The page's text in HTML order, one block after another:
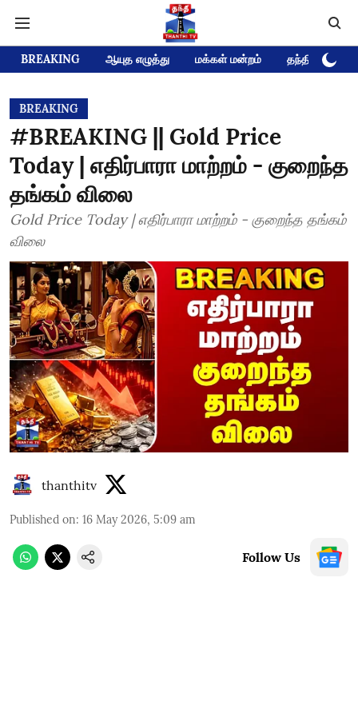
BREAKING ஆயுத எழுத்து மக்கள் மன்றம் தந்தி டிவி
BREAKING
#BREAKING || Gold Price
Today | எதிர்பாரா மாற்றம் - குறைந்த
தங்கம் விலை
Gold Price Today | எதிர்பாரா மாற்றம் - குறைந்த தங்கம்
விலை
thanthitv
Published on: 16 May 2026, 5:09 am
Follow Us